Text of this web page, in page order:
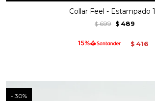
Collar Feel - Estampado 1
$ 699 $ 489
$ 416
30